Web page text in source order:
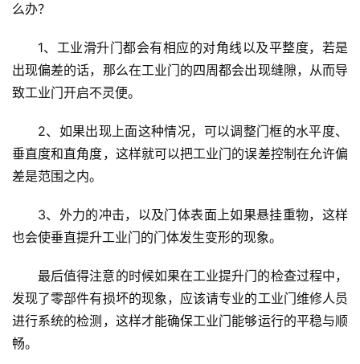
入
户
门
么办？
1、工业滑升门都会有相应的对角线以及平整度，若是
出现偏差的话，那么在工业门的四周都会出现缝隙，从而导
致工业门开启不灵便。
2、如果出现上面这种情况，可以调整门框的水平度、
垂直度和直角度，这样就可以把工业门的误差控制在允许偏
差是范围之内。
3、外力的冲击，以及门体表面上如果悬挂重物，这样
也会使垂直提升工业门的门体发生变形的现象。
最后值得注意的时候如果在工业提升门的检查过程中，
发现了零部件有损坏的现象，应该请专业的工业门维修人员
进行系统的检测，这样才能确保工业门能够运行的平稳与顺
畅。